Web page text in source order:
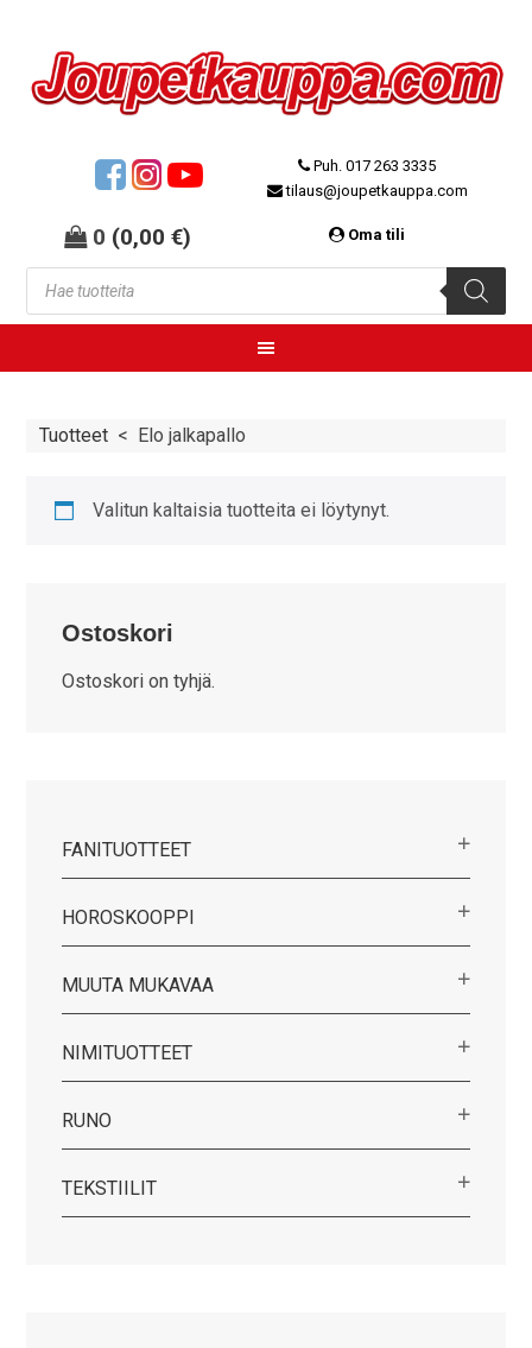
0 (0,00€)
Puh. 017 263 3335
tilaus@joupetkauppa.com
Oma tili
Tuotteet < Elo jalkapallo
Valitun kaltaisia tuotteita ei löytynyt.
Ostoskori
Ostoskori on tyhjä.
FANITUOTTEET
HOROSKOOPPI
MUUTA MUKAVAA
NIMITUOTTEET
RUNO
TEKSTIILIT